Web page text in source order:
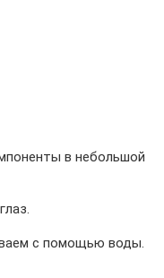
в небольшой
с помощью воды.